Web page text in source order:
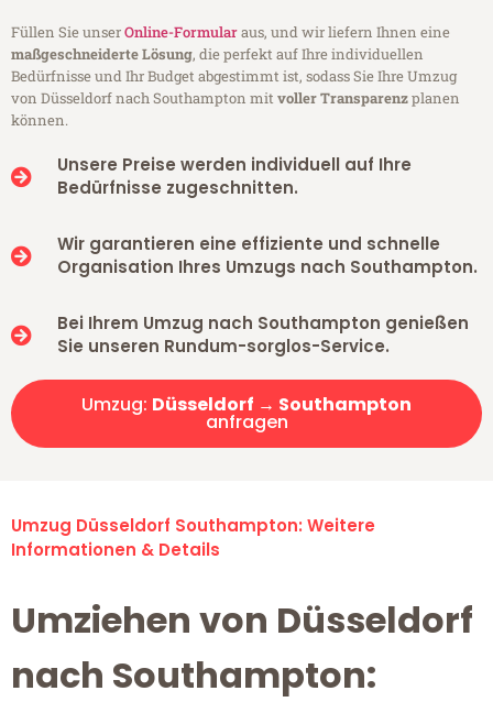
Füllen Sie unserOnline-Formularaus, und wir liefern Ihnen eine
maßgeschneiderte Lösung, die perfekt auf Ihre individuellen
Bedürfnisse und Ihr Budget abgestimmt ist, sodass Sie Ihre Umzug
von Düsseldorf nach Southampton mitvoller Transparenzplanen
können.
Unsere Preise werden individuell auf Ihre
Bedürfnisse zugeschnitten.
Wir garantieren eine effiziente und schnelle
Organisation Ihres Umzugs nach Southampton.
Bei Ihrem Umzug nach Southampton genießen
Sie unseren Rundum-sorglos-Service.
Umzug: Düsseldorf → Southampton
anfragen
Umzug Düsseldorf Southampton: Weitere
Informationen & Details
Umziehen von Düsseldorf
nach Southampton: